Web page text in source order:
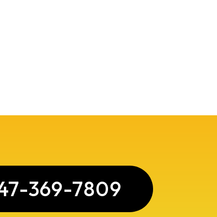
369-7809